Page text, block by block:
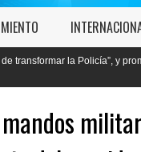
y promete cero